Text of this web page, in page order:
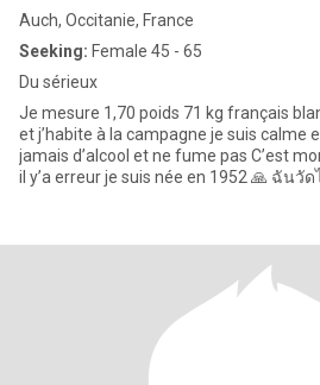
Auch, Occitanie, France
Seeking: Female 45 - 65
Du sérieux
Je mesure 1,70 poids 71 kg français blanc caucasien je suis veufs
et j’habite à la campagne je suis calme et
jamais d’alcool et ne fume pas C’est mon fils qui m’a inscrit je suis
il y’a erreur je suis née en 1952 🙏 ฉันวัด